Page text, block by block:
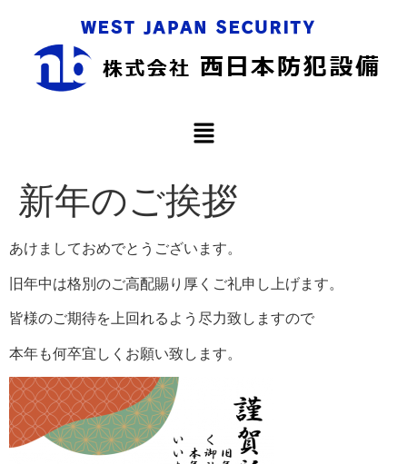
新年のご挨拶
あけましておめでとうございます。
旧年中は格別のご高配賜り厚くご礼申し上げます。
皆様のご期待を上回れるよう尽力致しますので
本年も何卒宜しくお願い致します。